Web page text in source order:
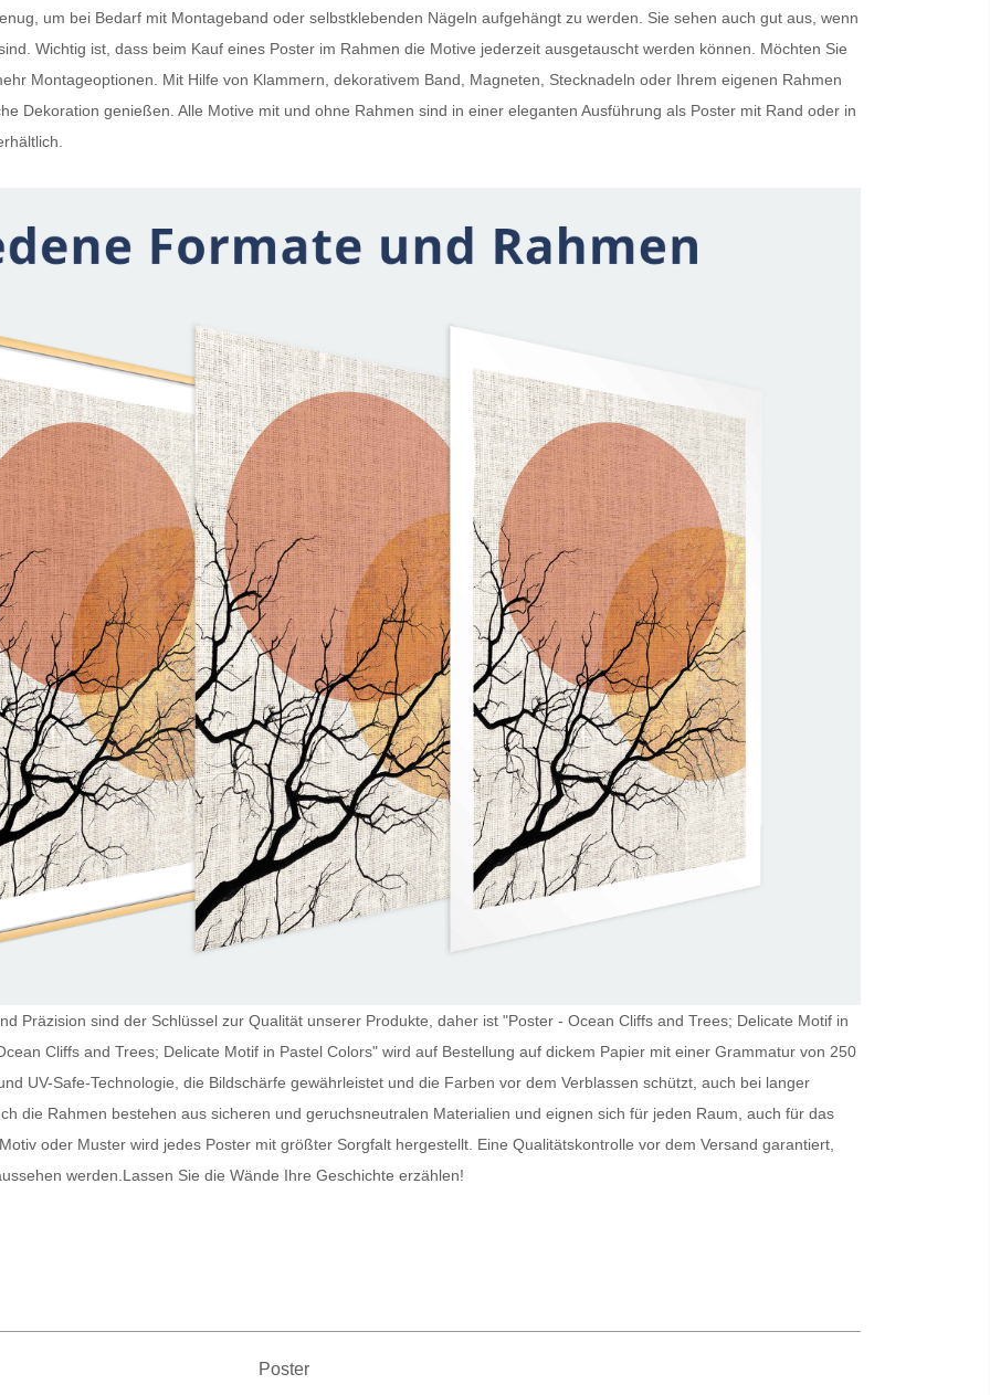
um bei Bedarf mit Montageband oder selbstklebenden Nägeln aufgehängt zu werden. Sie sehen auch gut aus, wenn
Wichtig ist, dass beim Kauf eines Poster im Rahmen die Motive jederzeit ausgetauscht werden können. Möchten Sie
Montageoptionen. Mit Hilfe von Klammern, dekorativem Band, Magneten, Stecknadeln oder Ihrem eigenen Rahmen
Dekoration genießen. Alle Motive mit und ohne Rahmen sind in einer eleganten Ausführung als Poster mit Rand oder in
Präzision sind der Schlüssel zur Qualität unserer Produkte, daher ist "Poster - Ocean Cliffs and Trees; Delicate Motif in
Cliffs and Trees; Delicate Motif in Pastel Colors" wird auf Bestellung auf dickem Papier mit einer Grammatur von 250
UV-Safe-Technologie, die Bildschärfe gewährleistet und die Farben vor dem Verblassen schützt, auch bei langer
die Rahmen bestehen aus sicheren und geruchsneutralen Materialien und eignen sich für jeden Raum, auch für das
oder Muster wird jedes Poster mit größter Sorgfalt hergestellt. Eine Qualitätskontrolle vor dem Versand garantiert,
werden. Lassen Sie die Wände Ihre Geschichte erzählen!
Poster